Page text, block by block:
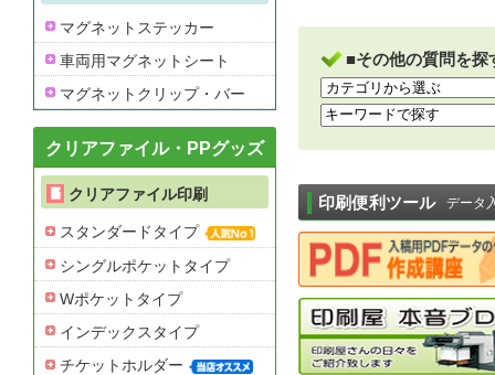
■その他の質問を探
印刷便利ツール データ
マグネットステッカー
車両用マグネットシート
マグネットクリップ・バー
クリアファイル・PPグッズ
クリアファイル印刷
スタンダードタイプ
シングルポケットタイプ
Wポケットタイプ
インデックスタイプ
チケットホルダー